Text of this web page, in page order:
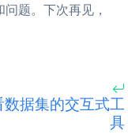
题。下次再见，
据集的交互式工
具